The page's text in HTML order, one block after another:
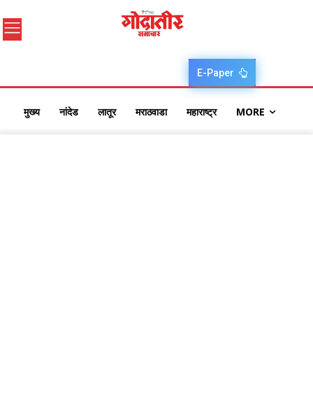
E-Paper
मुख्य नांदेड लातूर मराठवाडा महाराष्ट्र MORE